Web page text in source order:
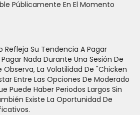
Públicamente En El Momento
Refleja Su Tendencia A Pagar
Nada Durante Una Sesión De
Observa, La Volatilidad De "Chicken
Entre Las Opciones De Moderado
Puede Haber Periodos Largos Sin
Existe La Oportunidad De